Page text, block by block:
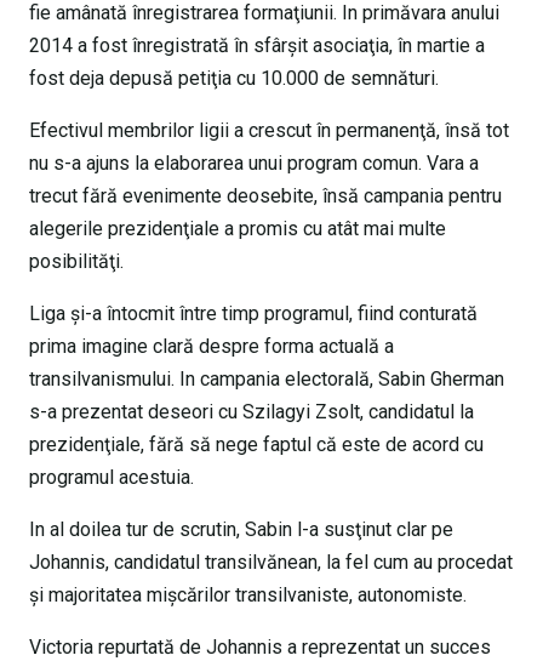
fie amânată înregistrarea formaţiunii. In primăvara anului
2014 a fost înregistrată în sfârşit asociaţia, în martie a
fost deja depusă petiţia cu 10.000 de semnături.
Efectivul membrilor ligii a crescut în permanenţă, însă tot
nu s-a ajuns la elaborarea unui program comun. Vara a
trecut fără evenimente deosebite, însă campania pentru
alegerile prezidenţiale a promis cu atât mai multe
posibilităţi.
Liga şi-a întocmit între timp programul, fiind conturată
prima imagine clară despre forma actuală a
transilvanismului. In campania electorală, Sabin Gherman
s-a prezentat deseori cu Szilagyi Zsolt, candidatul la
prezidenţiale, fără să nege faptul că este de acord cu
programul acestuia.
In al doilea tur de scrutin, Sabin l-a susţinut clar pe
Johannis, candidatul transilvănean, la fel cum au procedat
şi majoritatea mişcărilor transilvaniste, autonomiste.
Victoria repurtată de Johannis a reprezentat un succes